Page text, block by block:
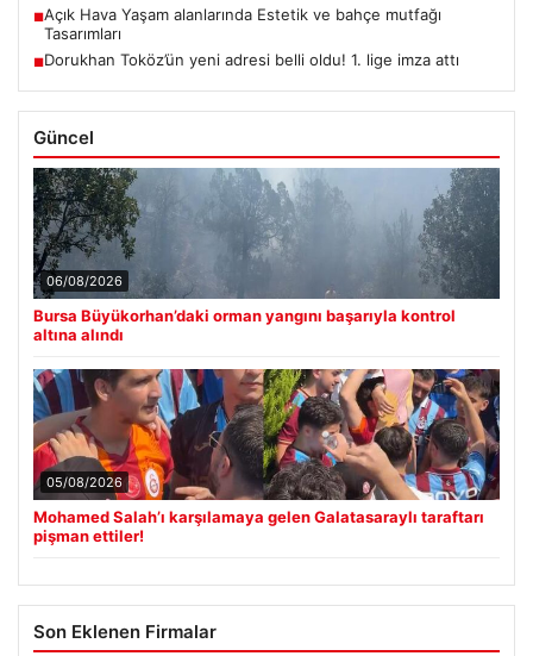
■Açık Hava Yaşam alanlarında Estetik ve bahçe mutfağı
Tasarımları
■Dorukhan Toköz’ün yeni adresi belli oldu! 1. lige imza attı
Güncel
06/08/2026
Bursa Büyükorhan’daki orman yangını başarıyla kontrol
altına alındı
05/08/2026
Mohamed Salah’ı karşılamaya gelen Galatasaraylı taraftarı
pişman ettiler!
Son Eklenen Firmalar